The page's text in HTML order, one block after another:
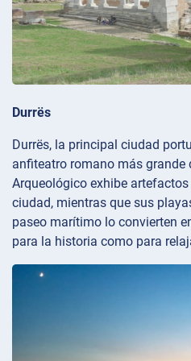
Durrës
Durrës, la principal ciudad
anfiteatro romano más grande
Arqueológico exhibe
ciudad, mientras que sus
paseo marítimo lo convierten
para la historia como para